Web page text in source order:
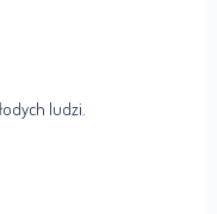
ludzi.